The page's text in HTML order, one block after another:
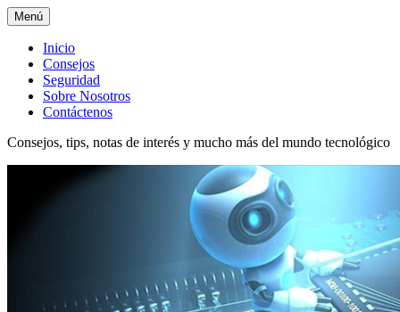
Menú
Menú
superior
Inicio
Consejos
Seguridad
Sobre Nosotros
Contáctenos
Consejos, tips, notas de interés y mucho más del mundo tecnológico